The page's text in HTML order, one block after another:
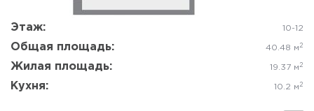
Этаж: 10-12
Общая площадь: 40.48 м 2
Жилая площадь: 19.37 м 2
Кухня: 10.2 м 2